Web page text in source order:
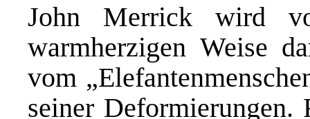
John Merrick wird
warmherzigen Weise
vom
seiner Deformierungen.